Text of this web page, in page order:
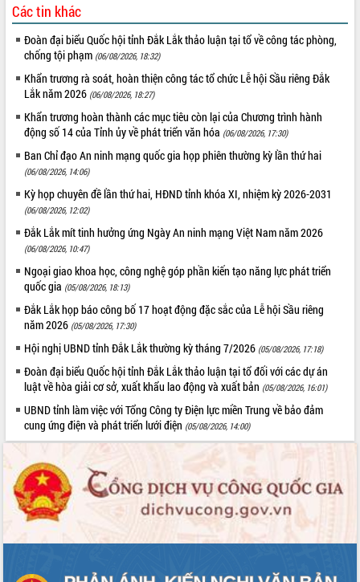
thi Sáng tạo Kỹ thuật 2024 - 2025
Đắk Lắk rà soát, điều chỉnh Đề án 190
về phát triển nuôi trồng thủy sản
Phó Chủ tịch UBND tỉnh Đắk Lắk
Trương Công Thái kiểm tra thực địa
Dự án cao tốc Khánh Hòa - Buôn Ma
Thuột
Định vị cà phê Việt Nam như một “di
sản sống” trong dòng chảy toàn cầu
Xây dựng nông thôn mới: Nâng cao đời
sống người dân từ những mô hình thiết
thực
Quyết liệt tháo gỡ vướng mắc, đẩy
nhanh tiến độ các dự án trọng điểm
Hòn Yến phát triển du lịch gắn với bảo
tồn biển
Lấy ý kiến điều chỉnh Quy hoạch tỉnh
Đắk Lắk thời kỳ 2021-2030, tầm nhìn
đến năm 2050
Phát động chiến dịch 30 ngày đêm
giải phóng mặt bằng Tuyến đường bộ
Đắk Lắk nỗ lực thúc đẩy tăng trưởng
kinh tế từ 10% trở lên trong Quý
Đắk Lắk ký kết thỏa thuận hợp tác về
chuyển đổi số giai đoạn 2026 – 2030
với Tập đoàn Bưu chính Viễn thông
Việt Nam
Thứ trưởng Bộ Y tế làm việc với tỉnh
cho trạm y tế cấp xã
Các tin khác
Đoàn đại biểu Quốc hội tỉnh Đắk Lắk thảo luận tại tổ về công tác phòng,
chống tội phạm (06/08/2026, 18:32)
Khẩn trương rà soát, hoàn thiện công tác tổ chức Lễ hội Sầu riêng Đắk
Lắk năm 2026 (06/08/2026, 18:27)
Khẩn trương hoàn thành các mục tiêu còn lại của Chương trình hành
động số 14 của Tỉnh ủy về phát triển văn hóa (06/08/2026, 17:30)
Ban Chỉ đạo An ninh mạng quốc gia họp phiên thường kỳ lần thứ hai
(06/08/2026, 14:06)
Kỳ họp chuyên đề lần thứ hai, HĐND tỉnh khóa XI, nhiệm kỳ 2026-2031
(06/08/2026, 12:02)
Đắk Lắk mít tinh hưởng ứng Ngày An ninh mạng Việt Nam năm 2026
(06/08/2026, 10:47)
Ngoại giao khoa học, công nghệ góp phần kiến tạo năng lực phát triển
quốc gia (05/08/2026, 18:13)
Đắk Lắk họp báo công bố 17 hoạt động đặc sắc của Lễ hội Sầu riêng
năm 2026 (05/08/2026, 17:30)
Hội nghị UBND tỉnh Đắk Lắk thường kỳ tháng 7/2026 (05/08/2026, 17:18)
Đoàn đại biểu Quốc hội tỉnh Đắk Lắk thảo luận tại tổ đối với các dự án
luật về hòa giải cơ sở, xuất khẩu lao động và xuất bản (05/08/2026, 16:01)
UBND tỉnh làm việc với Tổng Công ty Điện lực miền Trung về bảo đảm
cung ứng điện và phát triển lưới điện (05/08/2026, 14:00)